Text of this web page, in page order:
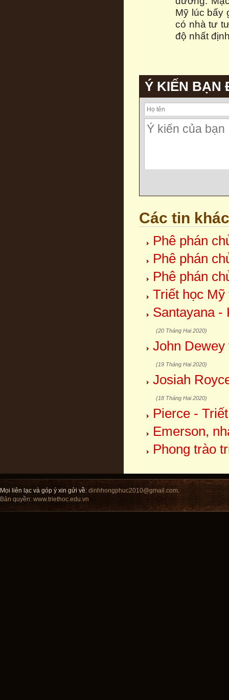
Mỹ lúc bấy
có nhà tư
độ nhất
Ý KIẾN BẠN
Các tin khác
Phê phán
Phê phán
Phê phán
Triết học
Santayana -
(20 Tháng Hai 2020)
John Dewey
(19 Tháng Hai 2020)
Josiah
(18 Tháng Hai 2020)
Pierce -
Emerson,
Phong trào
Mọi liên lạc và góp ý xin gửi về: dinhhongphuc2010@gmail.com.
Bản quyền: www.triethoc.edu.vn